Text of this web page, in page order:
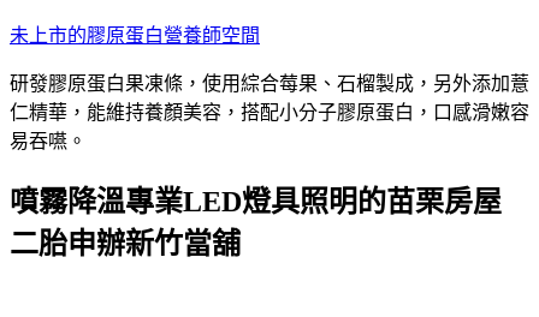
跳
主
要
內
未上市的膠原蛋白營養師空間
研發膠原蛋白果凍條，使用綜合莓果、石榴製成，另外添加薏
仁精華，能維持養顏美容，搭配小分子膠原蛋白，口感滑嫩容
易吞嚥。
噴霧降溫專業LED燈具照明的苗栗房屋
二胎申辦新竹當舖